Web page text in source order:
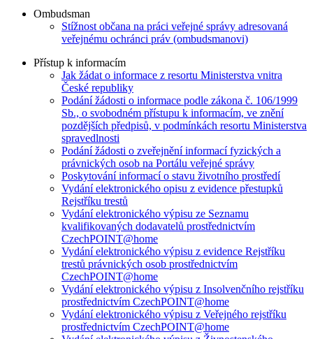
Ombudsman
Stížnost občana na práci veřejné správy adresovaná
veřejnému ochránci práv (ombudsmanovi)
Přístup k informacím
Jak žádat o informace z resortu Ministerstva vnitra
České republiky
Podání žádosti o informace podle zákona č. 106/1999
Sb., o svobodném přístupu k informacím, ve znění
pozdějších předpisů, v podmínkách resortu Ministerstva
spravedlnosti
Podání žádosti o zveřejnění informací fyzických a
právnických osob na Portálu veřejné správy
Poskytování informací o stavu životního prostředí
Vydání elektronického opisu z evidence přestupků
Rejstříku trestů
Vydání elektronického výpisu ze Seznamu
kvalifikovaných dodavatelů prostřednictvím
CzechPOINT@home
Vydání elektronického výpisu z evidence Rejstříku
trestů právnických osob prostřednictvím
CzechPOINT@home
Vydání elektronického výpisu z Insolvenčního rejstříku
prostřednictvím CzechPOINT@home
Vydání elektronického výpisu z Veřejného rejstříku
prostřednictvím CzechPOINT@home